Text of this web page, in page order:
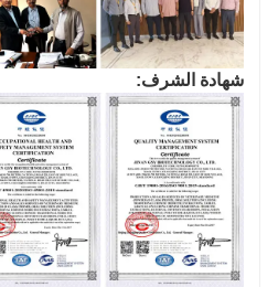
شهادة الشرف: